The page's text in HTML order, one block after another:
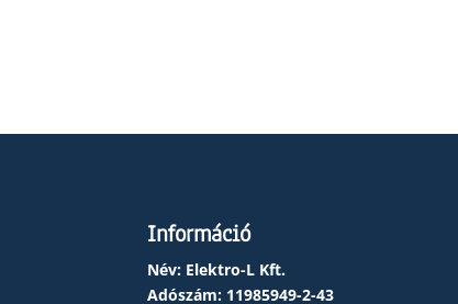
Információ
Név: Elektro-L Kft.
Adószám: 11985949-2-43